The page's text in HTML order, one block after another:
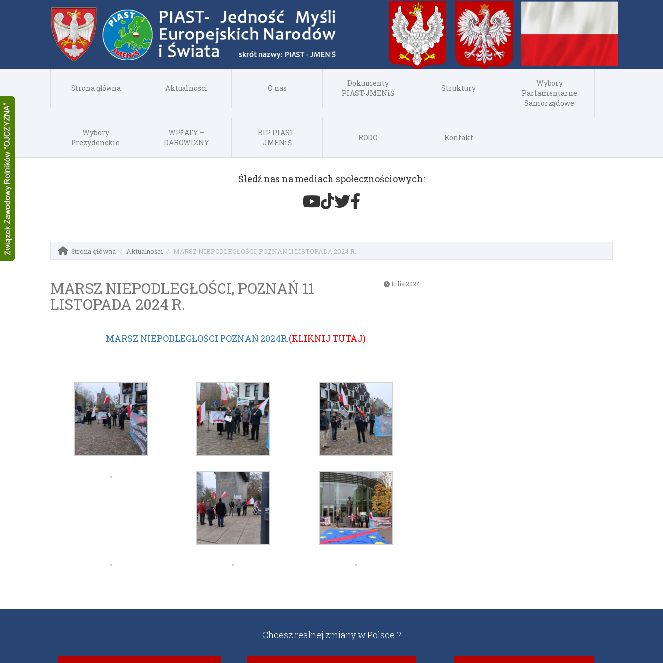
Strona główna Aktualności O nas
Dokumenty
PIAST-JMENiŚ
Struktury
Wybory
Parlamentarne
Samorządowe
Wybory
Prezydenckie
WPŁATY –
DAROWIZNY
BIP PIAST-
JMENiŚ
RODO Kontakt
Śledź nas na mediach społecznościowych:
Strona główna Aktualności MARSZ NIEPODLEGŁOŚCI, POZNAŃ 11 LISTOPADA 2024 R.
MARSZ NIEPODLEGŁOŚCI, POZNAŃ 11
LISTOPADA 2024 R.
11 lis 2024
MARSZ NIEPODLEGŁOŚCI POZNAŃ 2024R.(KLIKNIJ TUTAJ)
Chcesz realnej zmiany w Polsce ?